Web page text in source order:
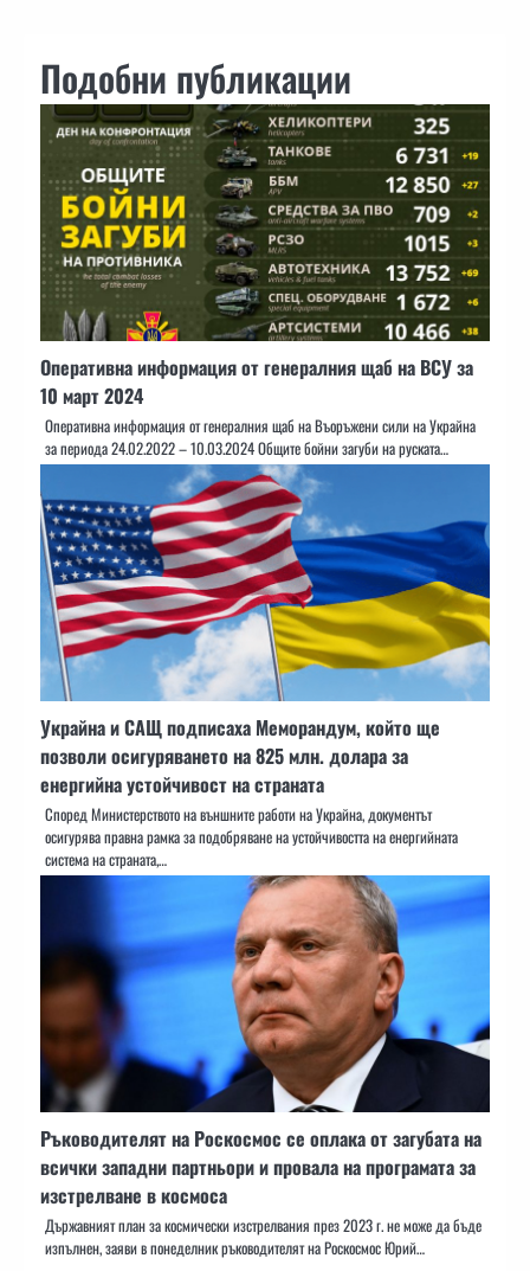
Подобни публикации
Оперативна информация от генералния щаб на ВСУ за
10 март 2024
Оперативна информация от генералния щаб на Въоръжени сили на Украйна
за периода 24.02.2022 – 10.03.2024 Общите бойни загуби на руската…
Украйна и САЩ подписаха Меморандум, който ще
позволи осигуряването на 825 млн. долара за
енергийна устойчивост на страната
Според Министерството на външните работи на Украйна, документът
осигурява правна рамка за подобряване на устойчивостта на енергийната
система на страната,…
Ръководителят на Роскосмос се оплака от загубата на
всички западни партньори и провала на програмата за
изстрелване в космоса
Държавният план за космически изстрелвания през 2023 г. не може да бъде
изпълнен, заяви в понеделник ръководителят на Роскосмос Юрий…